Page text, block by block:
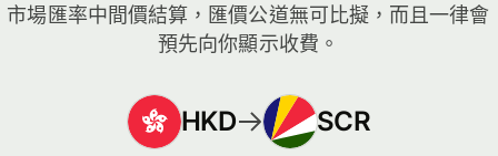
市場匯率中間價結算，匯價公道無可比擬，而且一律會
預先向你顯示收費。
HKD SCR